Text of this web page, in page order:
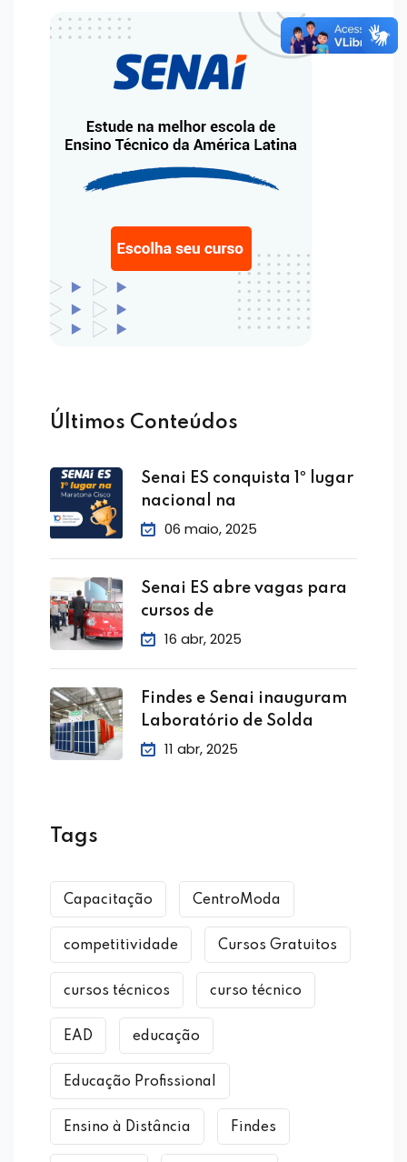
Últimos Conteúdos
Senai ES conquista 1º lugar
nacional na
06 maio, 2025
Senai ES abre vagas para
cursos de
16 abr, 2025
Findes e Senai inauguram
Laboratório de Solda
11 abr, 2025
Tags
Capacitação CentroModa
competitividade Cursos Gratuitos
cursos técnicos curso técnico
EAD educação
Educação Profissional
Ensino à Distância Findes